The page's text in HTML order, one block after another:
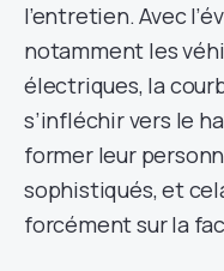
l’entretien. Avec
notamment les
électriques, la
s’infléchir vers le
former leur
sophistiqués, et
forcément sur la